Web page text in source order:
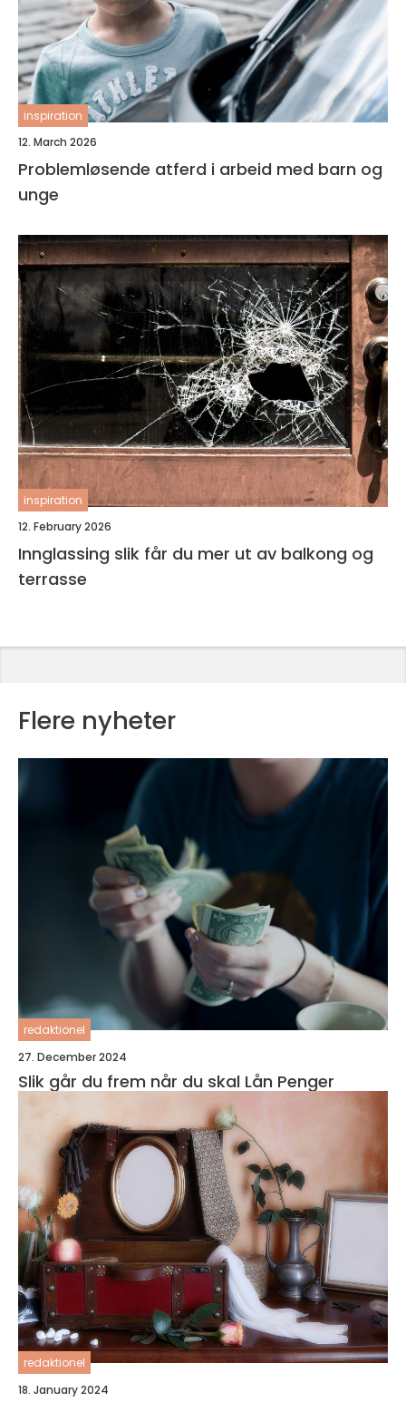
inspiration
12. March 2026
Problemløsende atferd i arbeid med barn og
unge
inspiration
12. February 2026
Innglassing slik får du mer ut av balkong og
terrasse
Flere nyheter
redaktionel
27. December 2024
Slik går du frem når du skal Lån Penger
redaktionel
18. January 2024